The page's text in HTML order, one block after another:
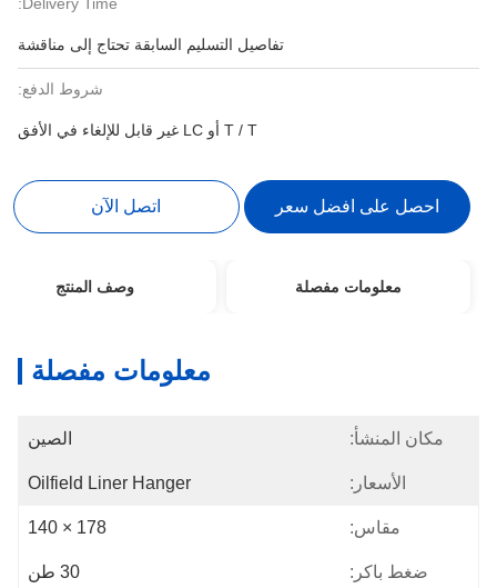
تفاصيل التسليم السابقة تحتاج إلى مناقشة
شروط الدفع:
T / T أو LC غير قابل للإلغاء في الأفق
احصل على افضل سعر اتصل الآن
معلومات مفصلة وصف المنتج
معلومات مفصلة
مكان المنشأ: الصين
الأسعار: Oilfield Liner Hanger
مقاس: 178 × 140
ضغط باكر: 30 طن